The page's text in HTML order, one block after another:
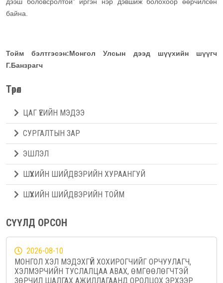
байна.
Тойм бэлтгэсэн:Монгол Улсын дээд шүүхийн шүүгч
Г.Банзрагч
Төрөл
ЦАГ ҮЕИЙН МЭДЭЭ
СУРГАЛТЫН ЗАР
ЭШЛЭЛ
ШҮҮХИЙН ШИЙДВЭРИЙН ХУРААНГУЙ
ШҮҮХИЙН ШИЙДВЭРИЙН ТОЙМ
СҮҮЛД ОРСОН
2026-08-10
МОНГОЛ ХЭЛ МЭДЭХГҮЙ ХОХИРОГЧИЙГ ОРЧУУЛАГЧ,
ХЭЛМЭРЧИЙН ТУСЛАЛЦАА АВАХ, ӨМГӨӨЛӨГЧТЭЙ
ЗӨРЧИЛ ШАЛГАХ АЖИЛЛАГААНД ОРОЛЦОХ ЭРХЭЭР